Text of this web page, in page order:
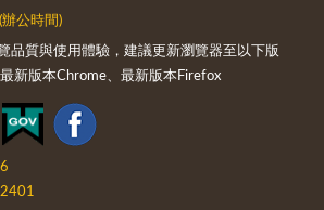
公時間)
品質與使用體驗，建議更新瀏覽器至以下版
新版本Chrome、最新版本Firefox